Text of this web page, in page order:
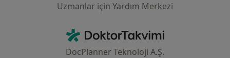
Uzmanlar için Yardım Merkezi
DoktorTakvimi - Ana Sayfa
DocPlanner Teknoloji A.Ş.